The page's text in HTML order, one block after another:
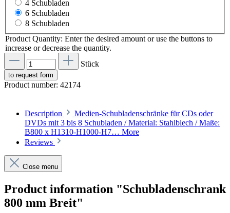
4 Schubladen
6 Schubladen
8 Schubladen
Product Quantity: Enter the desired amount or use the buttons to
increase or decrease the quantity.
Stück
to request form
Product number: 42174
Description
Medien-Schubladenschränke für CDs oder
DVDs mit 3 bis 8 Schubladen / Material: Stahlblech / Maße:
B800 x H1310-H1000-H7… More
Reviews
Close menu
Product information "Schubladenschrank
800 mm Breit"